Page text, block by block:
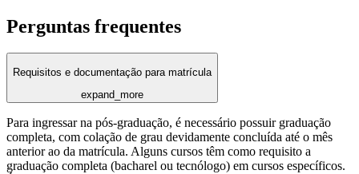
Perguntas frequentes
Requisitos e documentação para matrícula
expand_more
Para ingressar na pós-graduação, é necessário possuir graduação
completa, com colação de grau devidamente concluída até o mês
anterior ao da matrícula. Alguns cursos têm como requisito a
graduação completa (bacharel ou tecnólogo) em cursos específicos.